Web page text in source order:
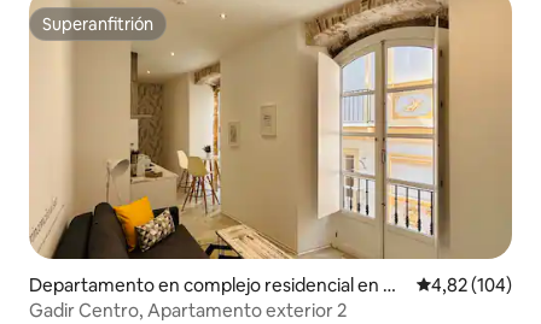
Superanfitrión
Superanfitrión
Departamento en complejo residencial en Cá
diz
Calificación
4,82 (104)
Gadir Centro, Apartamento exterior 2